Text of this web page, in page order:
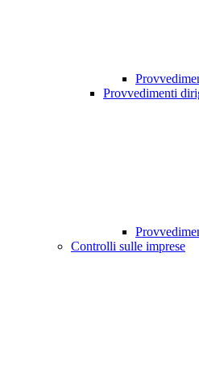
Provvedimenti
Controlli sulle imprese